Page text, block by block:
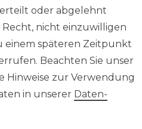
Rechte vorbehalten.
oder abgelehnt
Recht, nicht einzuwilligen
einem späteren Zeitpunkt
Beachten Sie unser
Hinweise zur Verwendung
in unserer Daten­